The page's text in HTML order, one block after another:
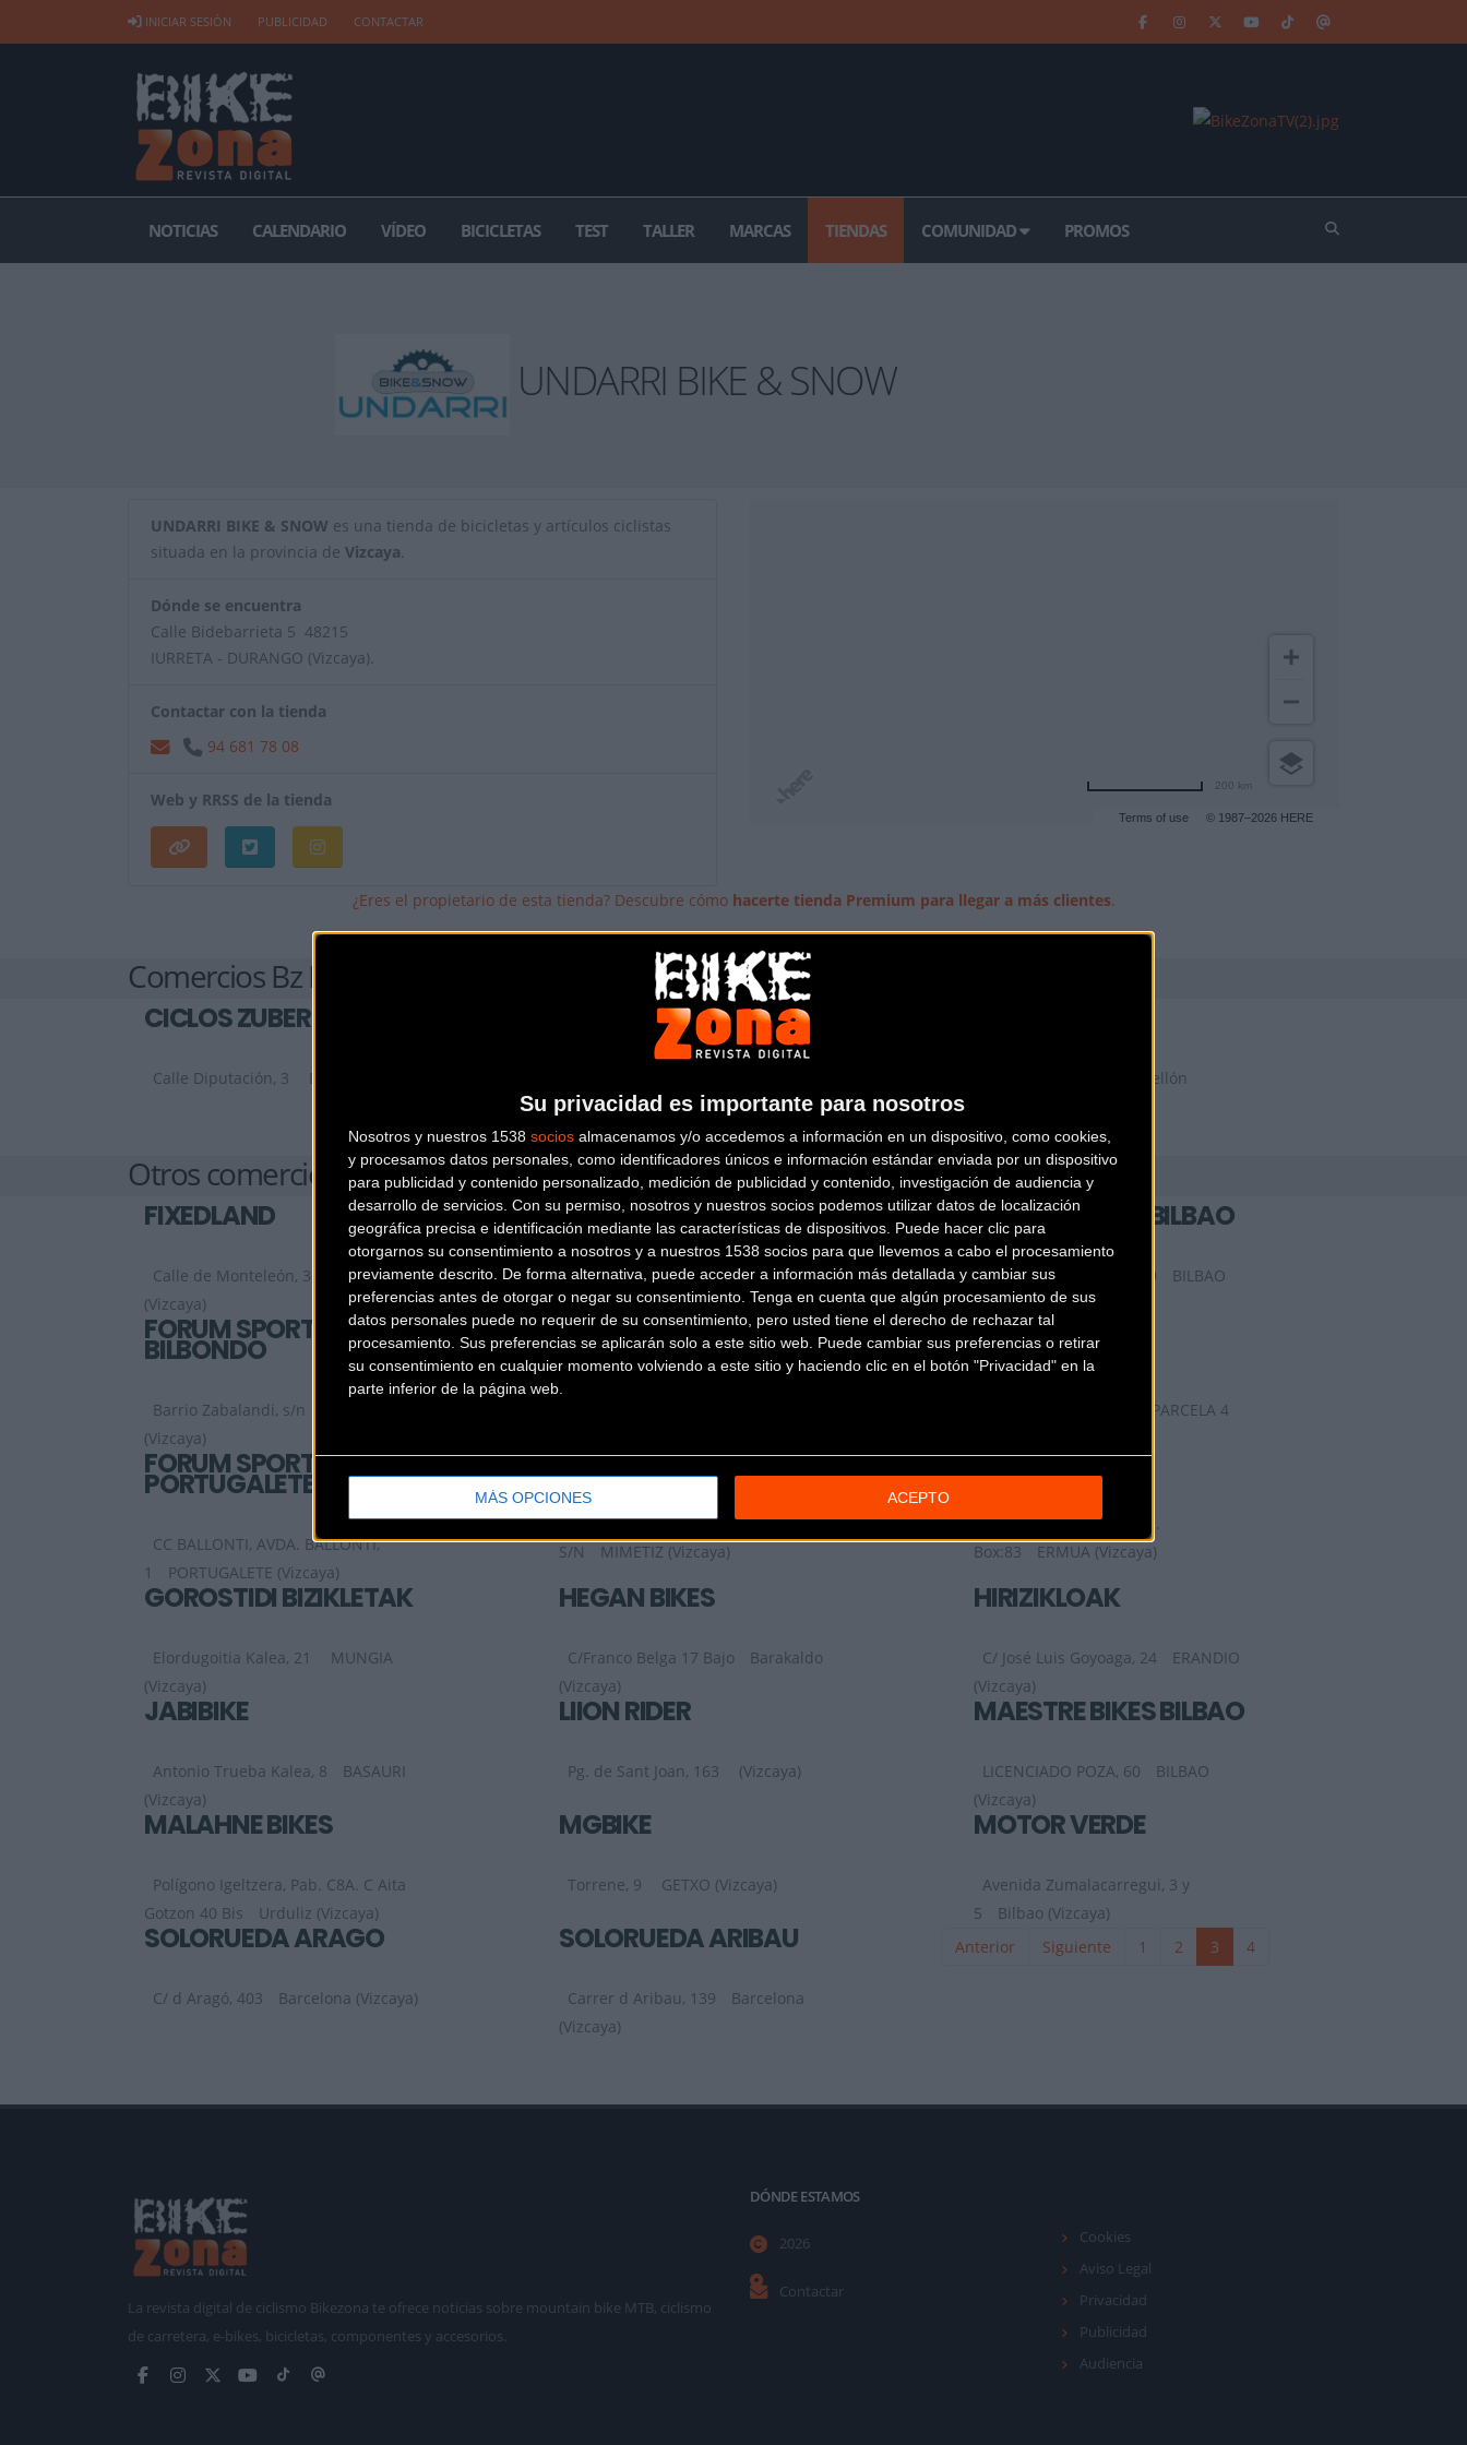
Su privacidad es importante para nosotros
Nosotros y nuestros 1538 socios almacenamos y/o accedemos a información en un dispositivo, como cookies,
y procesamos datos personales, como identificadores únicos e información estándar enviada por un dispositivo
para publicidad y contenido personalizado, medición de publicidad y contenido, investigación de audiencia y
desarrollo de servicios. Con su permiso, nosotros y nuestros socios podemos utilizar datos de localización
geográfica precisa e identificación mediante las características de dispositivos. Puede hacer clic para
otorgarnos su consentimiento a nosotros y a nuestros 1538 socios para que llevemos a cabo el procesamiento
previamente descrito. De forma alternativa, puede acceder a información más detallada y cambiar sus
preferencias antes de otorgar o negar su consentimiento. Tenga en cuenta que algún procesamiento de sus
datos personales puede no requerir de su consentimiento, pero usted tiene el derecho de rechazar tal
procesamiento. Sus preferencias se aplicarán solo a este sitio web. Puede cambiar sus preferencias o retirar
su consentimiento en cualquier momento volviendo a este sitio y haciendo clic en el botón "Privacidad" en la
parte inferior de la página web.
MÁS OPCIONES ACEPTO
INICIAR SESIÓN PUBLICIDAD CONTACTAR
NOTICIAS CALENDARIO VÍDEO BICICLETAS TEST TALLER MARCAS TIENDAS COMUNIDAD PROMOS
UNDARRI BIKE & SNOW
UNDARRI BIKE & SNOW es una tienda de bicicletas y artículos ciclistas
situada en la provincia de Vizcaya.
Dónde se encuentra
Calle Bidebarrieta 5 48215
IURRETA - DURANGO (Vizcaya).
Contactar con la tienda
94 681 78 08
Web y RRSS de la tienda
Terms of use © 1987–2026 HERE
200 km
¿Eres el propietario de esta tienda? Descubre cómo hacerte tienda Premium para llegar a más clientes.
Comercios Bz Premium
CICLOS ZUBERO
Calle Diputación, 3 BILBAO (Vizcaya)
LA BICICLETA
(Vizcaya)
Polígono Errotatxu, Pabellón
Otros comercios
FIXEDLAND
Calle de Monteleón, 35
Madrid
(Vizcaya)
FORUM SPORT ARTEA
BARRIO PERURI S/N LEIOA (Vizcaya)
FORUM SPORT BILBAO
PLAZA CAMPUZANO, 4 0
BILBAO
(Vizcaya)
FORUM SPORT
BILBONDO
Barrio Zabalandi, s/n
(Vizcaya)
FORUM SPORT GERNIKA FORUM SPORT
MEGAPARK
AVDA. LA RIVERA, S/N - PARCELA 4
FORUM SPORT
PORTUGALETE
CC BALLONTI, AVDA. BALLONTI,
1
PORTUGALETE (Vizcaya)
FORUM SPORT ZALLA
C.C. EROSKI BARRIO EL BAULAR
S/N
MIMETIZ (Vizcaya)
GES
Ctra. Mallabia. s/n - P.O.
Box:83
ERMUA (Vizcaya)
GOROSTIDI BIZIKLETAK
Elordugoitia Kalea, 21
MUNGIA
(Vizcaya)
HEGAN BIKES
C/Franco Belga 17 Bajo
Barakaldo
(Vizcaya)
HIRIZIKLOAK
C/ José Luis Goyoaga, 24
ERANDIO
(Vizcaya)
JABIBIKE
Antonio Trueba Kalea, 8
BASAURI
(Vizcaya)
LIION RIDER
Pg. de Sant Joan, 163 (Vizcaya)
MAESTRE BIKES BILBAO
LICENCIADO POZA, 60
BILBAO
(Vizcaya)
MALAHNE BIKES
Polígono Igeltzera, Pab. C8A. C Aita
Gotzon 40 Bis
Urduliz (Vizcaya)
MGBIKE
Torrene, 9 GETXO (Vizcaya)
MOTOR VERDE
Avenida Zumalacarregui, 3 y
5
Bilbao (Vizcaya)
SOLORUEDA ARAGÓ
C/ d Aragó, 403 Barcelona (Vizcaya)
SOLORUEDA ARIBAU
Carrer d Aribau, 139
Barcelona
(Vizcaya)
Anterior Siguiente 1 2 3 4
La revista digital de ciclismo Bikezona te ofrece noticias sobre mountain bike MTB, ciclismo
de carretera, e-bikes, bicicletas, componentes y accesorios.
DÓNDE ESTAMOS
2026
Contactar
Cookies
Aviso Legal
Privacidad
Publicidad
Audiencia